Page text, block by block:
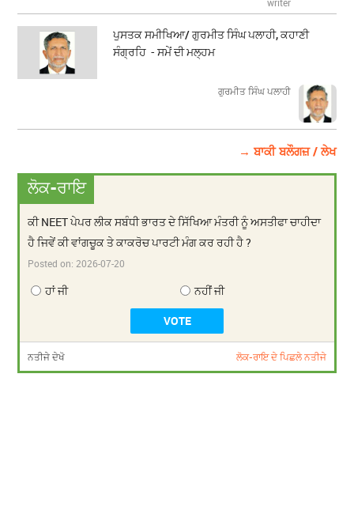
writer
ਪੁਸਤਕ ਸਮੀਖਿਆ/ ਗੁਰਮੀਤ ਸਿੰਘ ਪਲਾਹੀ, ਕਹਾਣੀ
ਸੰਗ੍ਰਹਿ - ਸਮੇਂ ਦੀ ਮਲ੍ਹਮ
ਗੁਰਮੀਤ ਸਿੰਘ ਪਲਾਹੀ
→ ਬਾਕੀ ਬਲੌਗਜ਼ / ਲੇਖ
ਲੋਕ-ਰਾਇ
ਕੀ NEET ਪੇਪਰ ਲੀਕ ਸਬੰਧੀ ਭਾਰਤ ਦੇ ਸਿੱਖਿਆ ਮੰਤਰੀ ਨੂੰ ਅਸਤੀਫਾ ਚਾਹੀਦਾ
ਹੈ ਜਿਵੇਂ ਕੀ ਵਾਂਗਚੂਕ ਤੇ ਕਾਕਰੋਚ ਪਾਰਟੀ ਮੰਗ ਕਰ ਰਹੀ ਹੈ ?
Posted on:2026-07-20
ਹਾਂ ਜੀ ਨਹੀਂ ਜੀ
ਨਤੀਜੇ ਦੇਖੋ ਲੋਕ-ਰਾਇ ਦੇ ਪਿਛਲੇ ਨਤੀਜੇ